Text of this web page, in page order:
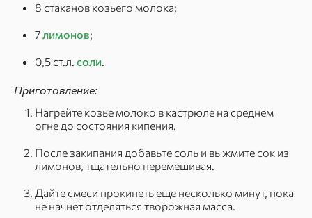
8 стаканов козьего молока;
7лимонов;
0,5 ст.л. соли.
Приготовление:
Нагрейте козье молоко в кастрюле на среднем
огне до состояния кипения.
После закипания добавьте соль и выжмите сок из
лимонов, тщательно перемешивая.
Дайте смеси прокипеть еще несколько минут, пока
не начнет отделяться творожная масса.